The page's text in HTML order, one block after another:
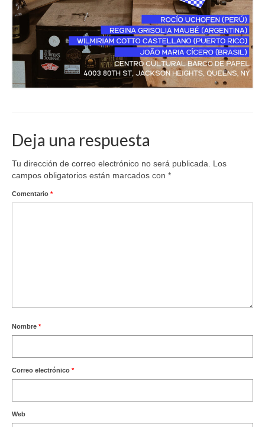
Deja una respuesta
Tu dirección de correo electrónico no será publicada.
Los
campos obligatorios están marcados con *
Comentario *
Nombre *
Correo electrónico *
Web